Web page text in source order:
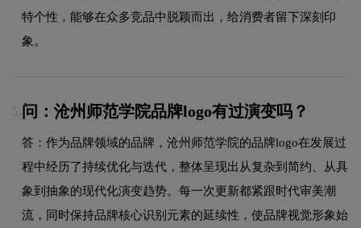
特个性，能够在众多竞品中脱颖而出，给消费者留下深刻印
象。
5. 问：沧州师范学院品牌logo有过演变吗？
答：作为品牌领域的品牌，沧州师范学院的品牌logo在发展过
程中经历了持续优化与迭代，整体呈现出从复杂到简约、从具
象到抽象的现代化演变趋势。每一次更新都紧跟时代审美潮
流，同时保持品牌核心识别元素的延续性，使品牌视觉形象始